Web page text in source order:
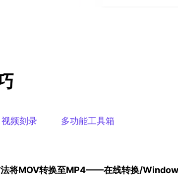
视频刻录 多功能工具箱
将MOV转换至MP4——在线转换/